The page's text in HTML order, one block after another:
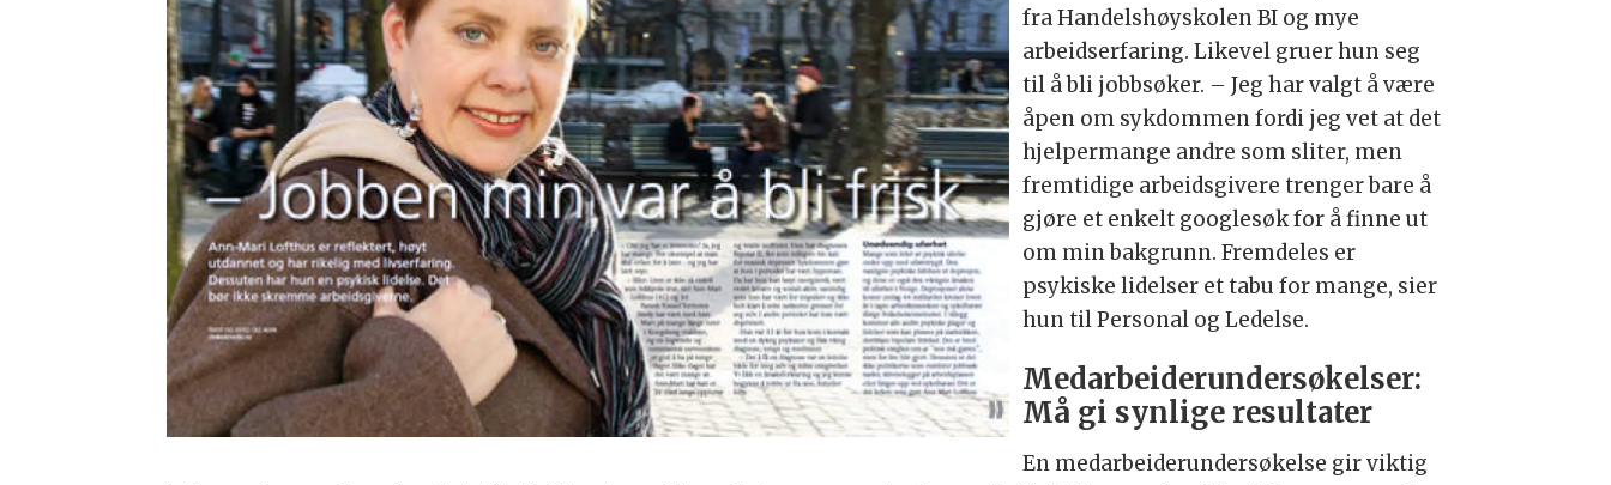
fra Handelshøyskolen BI og mye
arbeidserfaring. Likevel gruer hun seg
til å bli jobbsøker. – Jeg har valgt å være
åpen om sykdommen fordi jeg vet at det
hjelpermange andre som sliter, men
fremtidige arbeidsgivere trenger bare å
gjøre et enkelt googlesøk for å finne ut
om min bakgrunn. Fremdeles er
psykiske lidelser et tabu for mange, sier
hun til Personal og Ledelse.
Medarbeiderundersøkelser:
Må gi synlige resultater
En medarbeiderundersøkelse gir viktig